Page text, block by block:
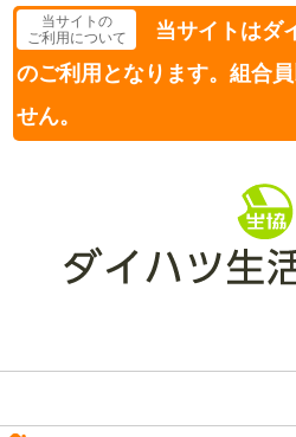
当サイトの
ご利用について
当サイトはダ
のご利用となります。組合
せん。